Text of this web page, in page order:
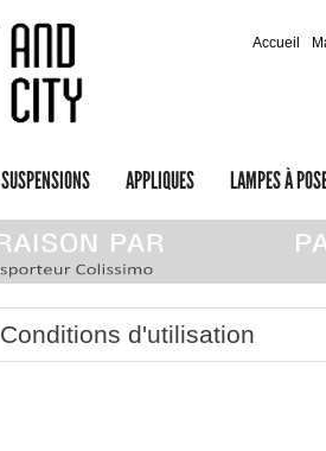
SUSPENSIONS APPLIQUES LAMPES À
Accueil
Conditions d'utilisation